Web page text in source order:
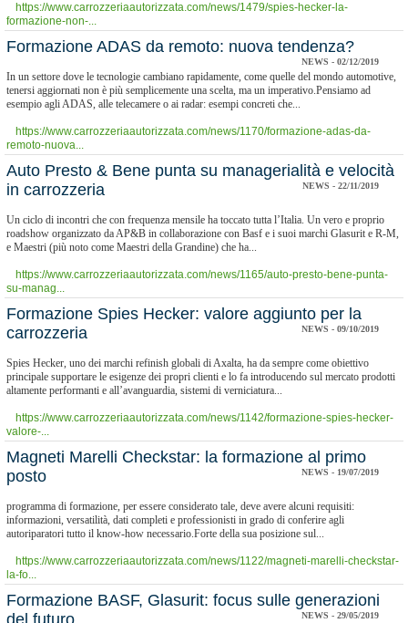
https://www.carrozzeriaautorizzata.com/news/1479/spies-hecker-la-
formazione-non-...
Formazione ADAS da remoto: nuova tendenza?
NEWS - 02/12/2019
In un settore dove le tecnologie cambiano rapidamente, come quelle del mondo automotive,
tenersi aggiornati non è più semplicemente una scelta, ma un imperativo.Pensiamo ad
esempio agli ADAS, alle telecamere o ai radar: esempi concreti che...
https://www.carrozzeriaautorizzata.com/news/1170/formazione-adas-da-
remoto-nuova...
​Auto Presto & Bene punta su managerialità e velocità
in carrozzeria
NEWS - 22/11/2019
Un ciclo di incontri che con frequenza mensile ha toccato tutta l’Italia. Un vero e proprio
roadshow organizzato da AP&B in collaborazione con Basf e i suoi marchi Glasurit e R-M,
e Maestri (più noto come Maestri della Grandine) che ha...
https://www.carrozzeriaautorizzata.com/news/1165/auto-presto-bene-punta-
su-manag...
​Formazione Spies Hecker: valore aggiunto per la
carrozzeria
NEWS - 09/10/2019
Spies Hecker, uno dei marchi refinish globali di Axalta, ha da sempre come obiettivo
principale supportare le esigenze dei propri clienti e lo fa introducendo sul mercato prodotti
altamente performanti e all’avanguardia, sistemi di verniciatura...
https://www.carrozzeriaautorizzata.com/news/1142/formazione-spies-hecker-
valore-...
​Magneti Marelli Checkstar: la formazione al primo
posto
NEWS - 19/07/2019
programma di formazione, per essere considerato tale, deve avere alcuni requisiti:
informazioni, versatilità, dati completi e professionisti in grado di conferire agli
autoriparatori tutto il know-how necessario.Forte della sua posizione sul...
https://www.carrozzeriaautorizzata.com/news/1122/magneti-marelli-checkstar-
la-fo...
​Formazione BASF, Glasurit: focus sulle generazioni
del futuro
NEWS - 29/05/2019